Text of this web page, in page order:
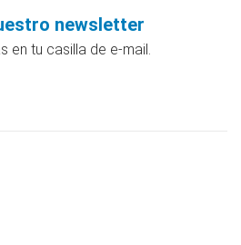
newsletter
en tu casilla de e-mail.